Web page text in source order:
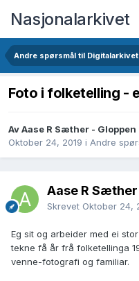
Nasjonalarkivet
Andre spørsmål til Digitalarkivet
Foto i folketelling -
Av Aase R Sæther - Gloppen
Oktober 24, 2019 i Andre
Aase R
Skrevet Oktober 24,
Eg sit og arbeider med ei
tekne få år frå folketellinga
venne-fotografi og familiar.